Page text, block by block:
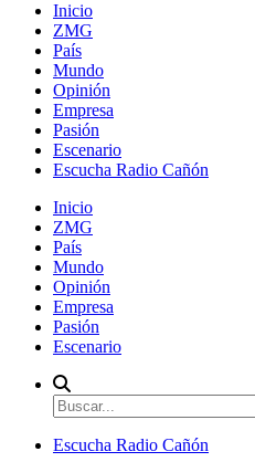
Inicio
ZMG
País
Mundo
Opinión
Empresa
Pasión
Escenario
Escucha Radio Cañón
Inicio
ZMG
País
Mundo
Opinión
Empresa
Pasión
Escenario
Escucha Radio Cañón